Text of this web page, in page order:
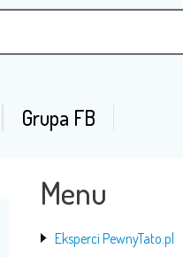
Grupa FB
Menu
Eksperci PewnyTato.pl